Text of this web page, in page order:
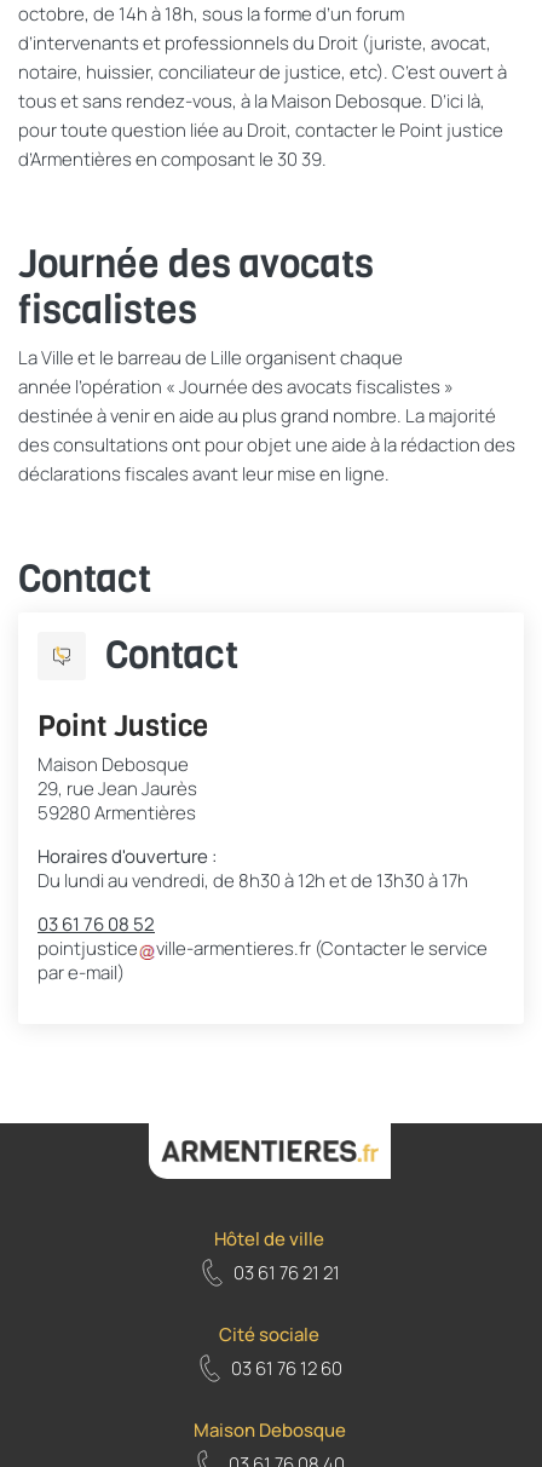
octobre, de 14h à 18h, sous la forme d’un forum
d’intervenants et professionnels du Droit (juriste, avocat,
notaire, huissier, conciliateur de justice, etc). C’est ouvert à
tous et sans rendez-vous, à la Maison Debosque. D’ici là,
pour toute question liée au Droit, contacter le Point justice
d’Armentières en composant le 30 39.
Journée des avocats
fiscalistes
La Ville et le barreau de Lille organisent chaque
année l’opération « Journée des avocats fiscalistes »
destinée à venir en aide au plus grand nombre. La majorité
des consultations ont pour objet une aide à la rédaction des
déclarations fiscales avant leur mise en ligne.
Contact
Contact
Point Justice
Maison Debosque
29, rue Jean Jaurès
59280 Armentières
Horaires d'ouverture :
Du lundi au vendredi, de 8h30 à 12h et de 13h30 à 17h
03 61 76 08 52
pointjustice
ville-armentieres.fr (Contacter le service
par e-mail)
Hôtel de ville
03 61 76 21 21
Cité sociale
03 61 76 12 60
Maison Debosque